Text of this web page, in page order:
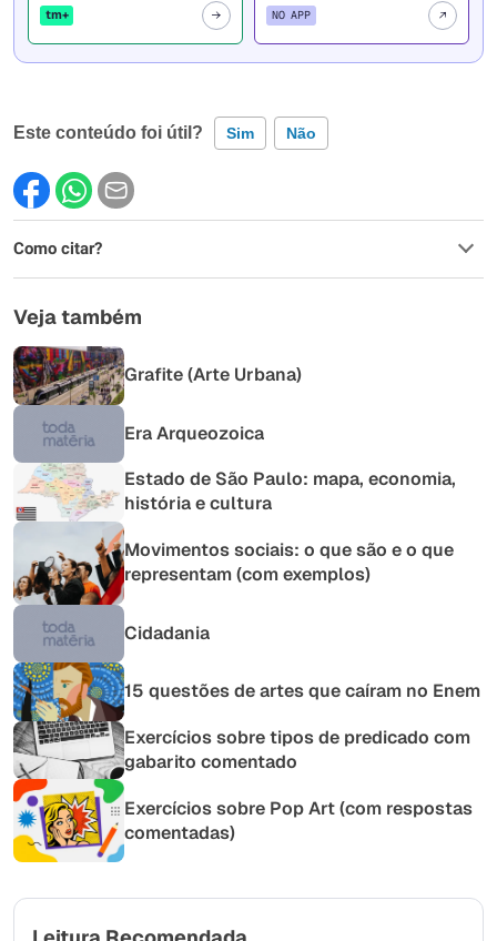
tm+ NO APP
Este conteúdo foi útil? Sim Não
Este conteúdo contém informação incorreta
Este conteúdo não tem a informação que procuro
Como citar?
Veja também
Grafite (Arte Urbana)
Era Arqueozoica
Estado de São Paulo: mapa, economia,
história e cultura
Movimentos sociais: o que são e o que
representam (com exemplos)
Cidadania
15 questões de artes que caíram no Enem
Exercícios sobre tipos de predicado com
gabarito comentado
Exercícios sobre Pop Art (com respostas
comentadas)